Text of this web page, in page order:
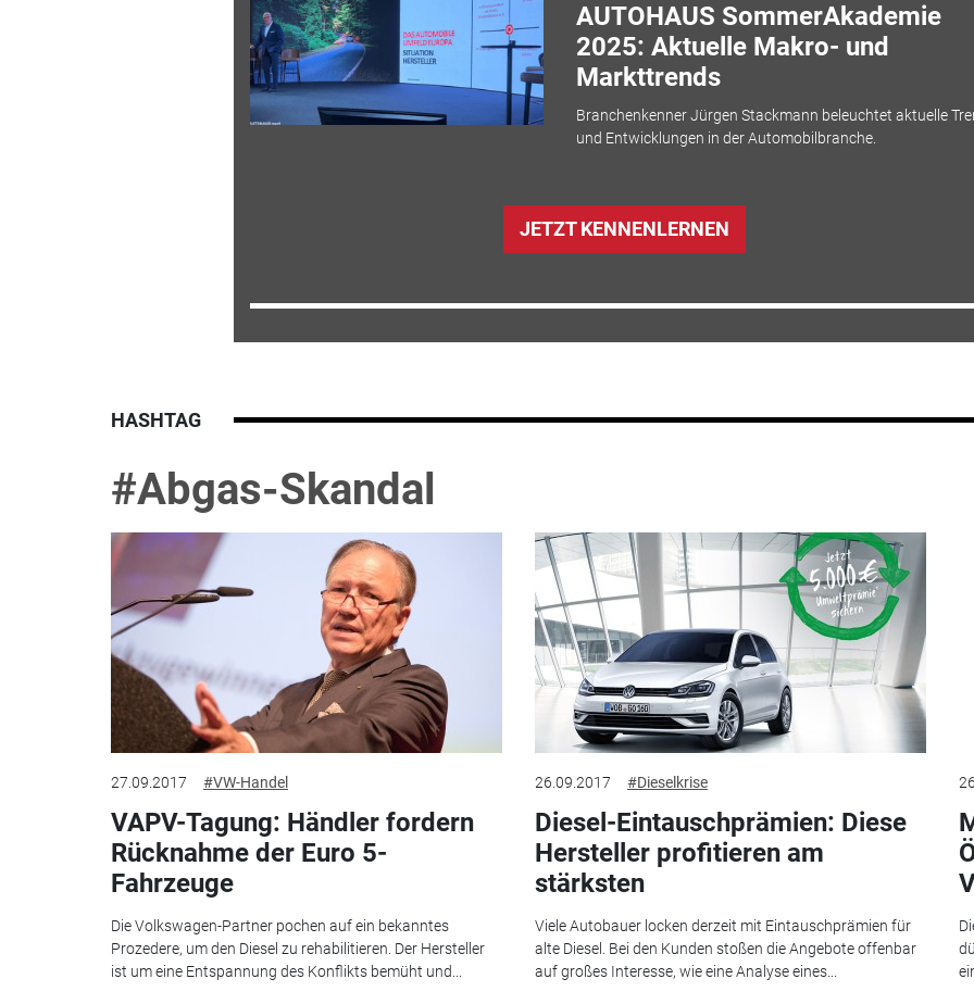
AUTOHAUS SommerAkademie
2025: Aktuelle Makro- und
Markttrends
Branchenkenner Jürgen Stackmann beleuchtet aktuelle
und Entwicklungen in der Automobilbranche.
JETZT KENNENLERNEN
HASHTAG
#Abgas-Skandal
27.09.2017 #VW-Handel
VAPV-Tagung: Händler fordern
Rücknahme der Euro 5-
Fahrzeuge
Die Volkswagen-Partner pochen auf ein bekanntes
Prozedere, um den Diesel zu rehabilitieren. Der Hersteller
ist um eine Entspannung des Konflikts bemüht und...
26.09.2017 #Dieselkrise
Diesel-Eintauschprämien: Diese
Hersteller profitieren am
stärksten
Viele Autobauer locken derzeit mit Eintauschprämien für
alte Diesel. Bei den Kunden stoßen die Angebote offenbar
auf großes Interesse, wie eine Analyse eines...